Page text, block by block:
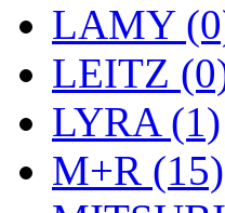
LAMY
LEITZ
LYRA (1)
M+R (15)